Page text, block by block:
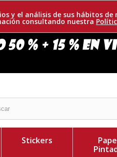
y el análisis de sus hábitos
consultando nuestra
Stickers